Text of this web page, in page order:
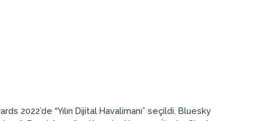
2022’de “Yılın Dijital Havalimanı” seçildi. Bluesky